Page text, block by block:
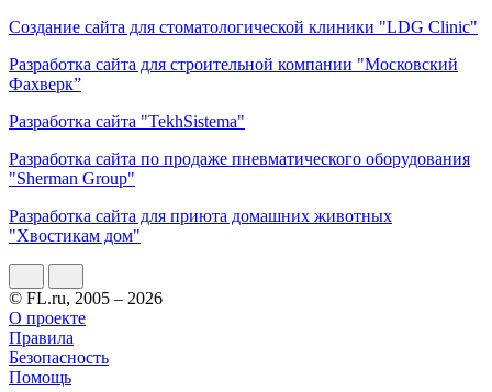
Создание сайта для стоматологической клиники "LDG Clinic"
Разработка сайта для строительной компании "Московский
Фахверк”
Разработка сайта "TekhSistema"
Разработка сайта по продаже пневматического оборудования
"Sherman Group"
Разработка сайта для приюта домашних животных
"Хвостикам дом"
© FL.ru, 2005 – 2026
О проекте
Правила
Безопасность
Помощь